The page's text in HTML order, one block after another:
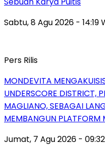
Sabtu, 8 Agu 2026 - 14:19
Pers Rilis
MONDEVITA
UNDERSCORE DISTRICT,
MAGLIANO, SEBAGAI
MEMBANGUN PLATFORM
Jumat, 7 Agu 2026 -